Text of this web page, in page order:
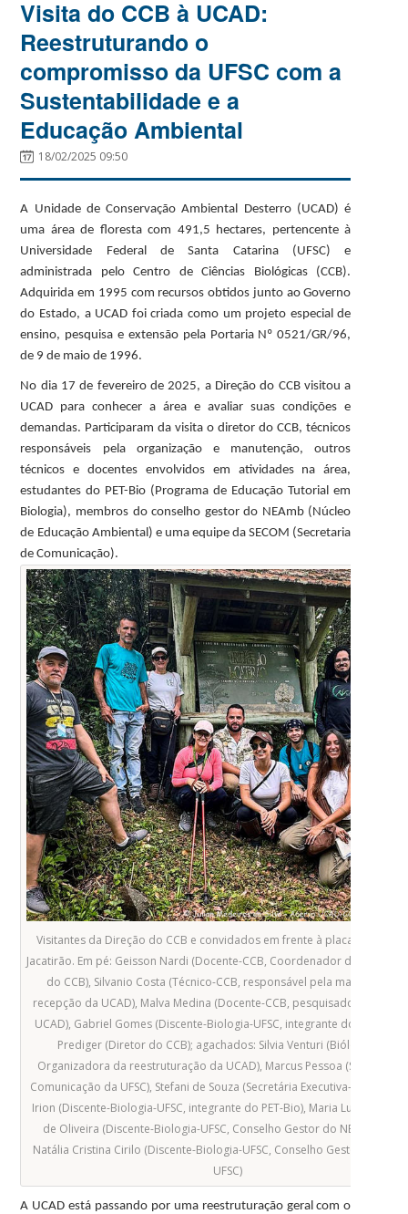
Visita do CCB à UCAD:
Reestruturando o
compromisso da UFSC com a
Sustentabilidade e a
Educação Ambiental
18/02/2025 09:50
A Unidade de Conservação Ambiental Desterro (UCAD) é
uma área de floresta com 491,5 hectares, pertencente à
Universidade Federal de Santa Catarina (UFSC) e
administrada pelo Centro de Ciências Biológicas (CCB).
Adquirida em 1995 com recursos obtidos junto ao Governo
do Estado, a UCAD foi criada como um projeto especial de
ensino, pesquisa e extensão pela Portaria Nº 0521/GR/96,
de 9 de maio de 1996.
No dia 17 de fevereiro de 2025, a Direção do CCB visitou a
UCAD para conhecer a área e avaliar suas condições e
demandas. Participaram da visita o diretor do CCB, técnicos
responsáveis pela organização e manutenção, outros
técnicos e docentes envolvidos em atividades na área,
estudantes do PET-Bio (Programa de Educação Tutorial em
Biologia), membros do conselho gestor do NEAmb (Núcleo
de Educação Ambiental) e uma equipe da SECOM (Secretaria
de Comunicação).
Visitantes da Direção do CCB e convidados em frente à placa da Trilha
Jacatirão. Em pé: Geisson Nardi (Docente-CCB, Coordenador de Espaço
do CCB), Silvanio Costa (Técnico-CCB, responsável pela manutanção
recepção da UCAD), Malva Medina (Docente-CCB, pesquisadora
UCAD), Gabriel Gomes (Discente-Biologia-UFSC, integrante do PET-Bio),
Prediger (Diretor do CCB); agachados: Silvia Venturi (Bióloga-CCB,
Organizadora da reestruturação da UCAD), Marcus Pessoa (Secretário
Comunicação da UFSC), Stefani de Souza (Secretária Executiva-SECOM),
Irion (Discente-Biologia-UFSC, integrante do PET-Bio), Maria Luiza Dale
de Oliveira (Discente-Biologia-UFSC, Conselho Gestor do NEAmb-
Natália Cristina Cirilo (Discente-Biologia-UFSC, Conselho Gestor do
UFSC)
A UCAD está passando por uma reestruturação geral com o